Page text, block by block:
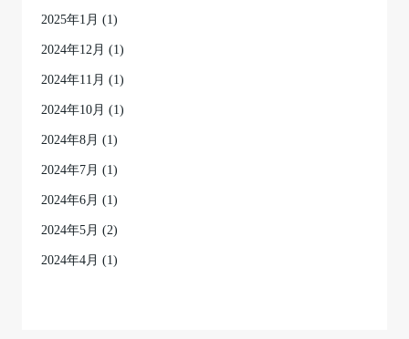
2025年1月 (1)
2024年12月 (1)
2024年11月 (1)
2024年10月 (1)
2024年8月 (1)
2024年7月 (1)
2024年6月 (1)
2024年5月 (2)
2024年4月 (1)